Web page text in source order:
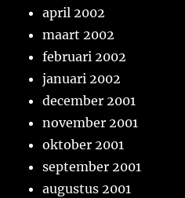
april 2002
maart 2002
februari 2002
januari 2002
december 2001
november 2001
oktober 2001
september 2001
augustus 2001